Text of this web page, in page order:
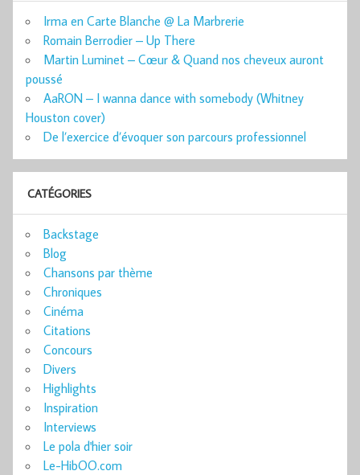
Irma en Carte Blanche @ La Marbrerie
Romain Berrodier – Up There
Martin Luminet – Cœur & Quand nos cheveux auront
poussé
AaRON – I wanna dance with somebody (Whitney
Houston cover)
De l’exercice d’évoquer son parcours professionnel
CATÉGORIES
Backstage
Blog
Chansons par thème
Chroniques
Cinéma
Citations
Concours
Divers
Highlights
Inspiration
Interviews
Le pola d'hier soir
Le-HibOO.com